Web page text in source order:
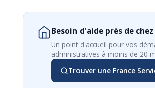
Besoin d'aide près de chez
Un point d'accueil pour vos
administratives à moins de 20
Trouver une France